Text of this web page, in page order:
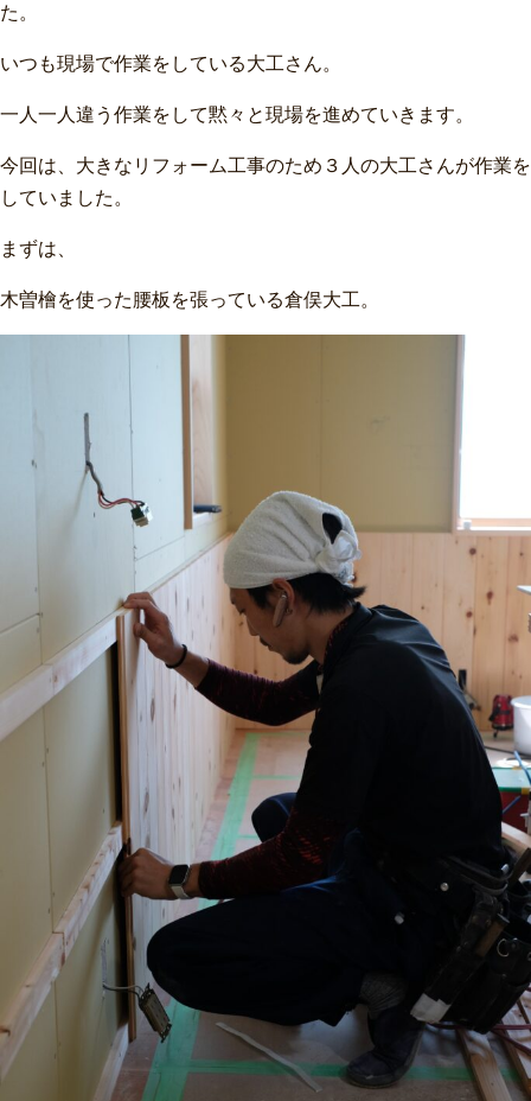
て
た。
いつも現場で作業をしている大工さん。
一人一人違う作業をして黙々と現場を進めていきます。
今回は、大きなリフォーム工事のため３人の大工さんが作業を
していました。
まずは、
木曽檜を使った腰板を張っている倉俣大工。